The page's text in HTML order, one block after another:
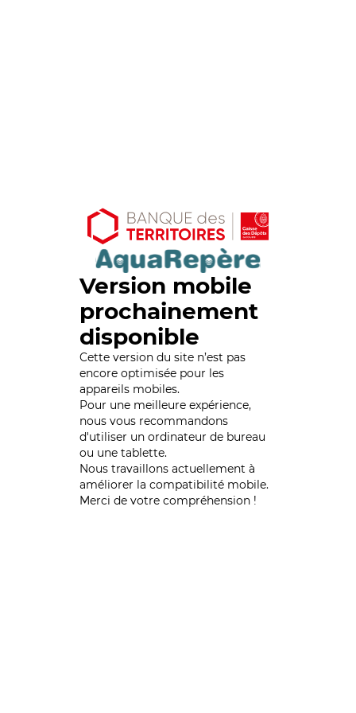
Version mobile
prochainement
disponible
Cette version du site n’est pas
encore optimisée pour les
appareils mobiles.
Pour une meilleure expérience,
nous vous recommandons
d'utiliser un ordinateur de bureau
ou une tablette.
Nous travaillons actuellement à
améliorer la compatibilité mobile.
Merci de votre compréhension !